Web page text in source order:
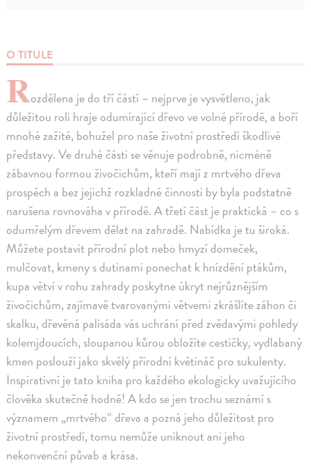
O TITULE
Rozdělena je do tří částí – nejprve je vysvětleno, jak
důležitou roli hraje odumírající dřevo ve volné přírodě, a boří
mnohé zažité, bohužel pro naše životní prostředí škodlivé
představy. Ve druhé části se věnuje podrobně, nicméně
zábavnou formou živočichům, kteří mají z mrtvého dřeva
prospěch a bez jejichž rozkladné činnosti by byla podstatně
narušena rovnováha v přírodě. A třetí část je praktická – co s
odumřelým dřevem dělat na zahradě. Nabídka je tu široká.
Můžete postavit přírodní plot nebo hmyzí domeček,
mulčovat, kmeny s dutinami ponechat k hnízdění ptákům,
kupa větví v rohu zahrady poskytne úkryt nejrůznějším
živočichům, zajímavě tvarovanými větvemi zkrášlíte záhon či
skalku, dřevěná palisáda vás uchrání před zvědavými pohledy
kolemjdoucích, sloupanou kůrou obložíte cestičky, vydlabaný
kmen poslouží jako skvělý přírodní květináč pro sukulenty.
Inspirativní je tato kniha pro každého ekologicky uvažujícího
člověka skutečně hodně! A kdo se jen trochu seznámí s
významem „mrtvého“ dřeva a pozná jeho důležitost pro
životní prostředí, tomu nemůže uniknout ani jeho
nekonvenční půvab a krása.